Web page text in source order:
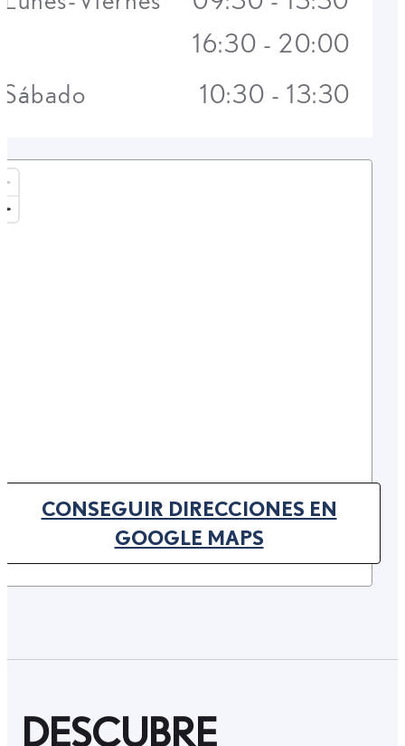
CONSEGUIR DIRECCIONES EN
GOOGLE MAPS(OPENS IN NEW TAB)
16:30 - 20:00
Sábado
10:30 - 13:30
DESCUBRE